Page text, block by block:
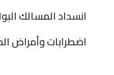
انسداد المسالك
اضطرابات وأمراض